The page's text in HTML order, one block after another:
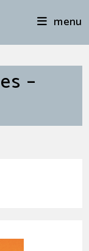
menu
–